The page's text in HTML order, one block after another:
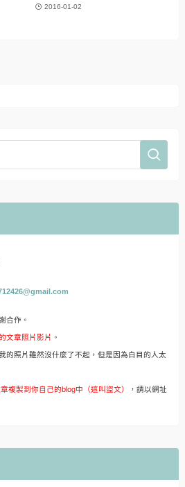
2016-01-02
合作。
文章照片影片 。
的照片雖然沒什麼了不起，但是因為白目的人太
複製到你自己的blog中（這叫盜文） ，請以網址